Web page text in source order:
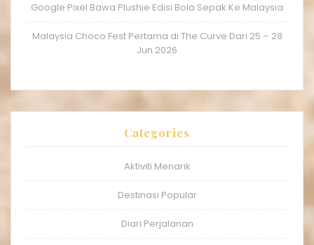
Google Pixel Bawa Plushie Edisi Bola Sepak Ke Malaysia
Malaysia Choco Fest Pertama di The Curve Dari 25 – 28
Jun 2026
Categories
Aktiviti Menarik
Destinasi Popular
Diari Perjalanan